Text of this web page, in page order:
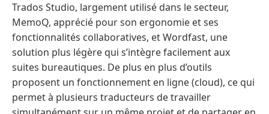
Trados Studio, largement utilisé dans le secteur,
MemoQ, apprécié pour son ergonomie et ses
fonctionnalités collaboratives, et Wordfast, une
solution plus légère qui s’intègre facilement aux
suites bureautiques. De plus en plus d’outils
proposent un fonctionnement en ligne (cloud), ce qui
permet à plusieurs traducteurs de travailler